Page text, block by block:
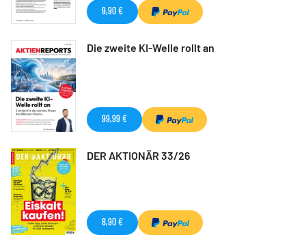
9,90 €
Die zweite KI-Welle rollt an
99,99 €
DER AKTIONÄR 33/26
8,90 €